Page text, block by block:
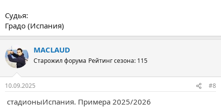
Судья:
Градо (Испания)
MACLAUD
Старожил форума Рейтинг сезона: 115
10.09.2025 #8
стадионыИспания. Примера 2025/2026